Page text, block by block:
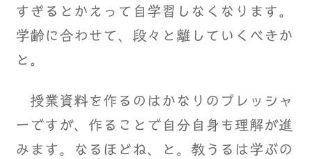
すぎるとかえって自学習しなくなります。
学齢に合わせて、段々と離していくべきか
と。
授業資料を作るのはかなりのプレッシャ
ーですが、作ることで自分自身も理解が進
みます。なるほどね、と。教うるは学ぶの